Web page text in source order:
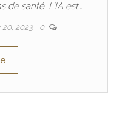
de santé. L’IA est…
20, 2023 0